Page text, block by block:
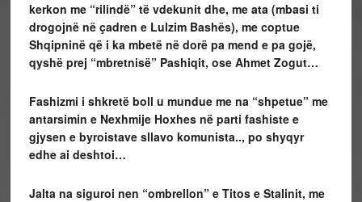
kerkon me “rilindë” të vdekunit dhe, me ata (mbasi ti
drogojnë në çadren e Lulzim Bashës), me coptue
Shqipninë që i ka mbetë në dorë pa mend e pa gojë,
qyshë prej “mbretnisë” Pashiqit, ose Ahmet Zogut…
Fashizmi i shkretë boll u mundue me na “shpetue” me
antarsimin e Nexhmije Hoxhes në parti fashiste e
gjysen e byroistave sllavo komunista.., po shyqyr
edhe ai deshtoi…
Jalta na siguroi nen “ombrellon” e Titos e Stalinit, me